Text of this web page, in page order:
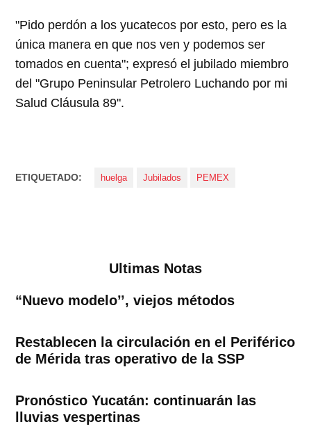
"Pido perdón a los yucatecos por esto, pero es la
única manera en que nos ven y podemos ser
tomados en cuenta"; expresó el jubilado miembro
del "Grupo Peninsular Petrolero Luchando por mi
Salud Cláusula 89".
ETIQUETADO: huelga Jubilados PEMEX
Ultimas Notas
“Nuevo modelo’’, viejos métodos
Restablecen la circulación en el Periférico
de Mérida tras operativo de la SSP
Pronóstico Yucatán: continuarán las
lluvias vespertinas